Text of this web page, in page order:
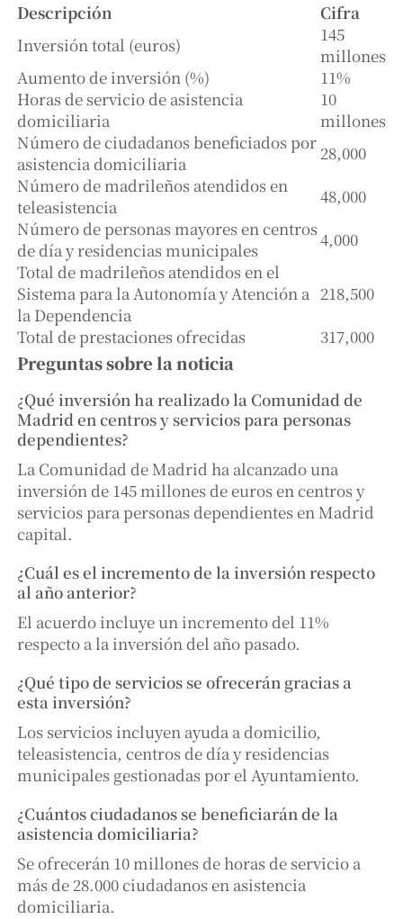
Descripción
Cifra
Inversión total (euros)
145
millones
Aumento de inversión (%)
11%
Horas de servicio de asistencia
domiciliaria
10
millones
Número de ciudadanos beneficiados por
asistencia domiciliaria
28,000
Número de madrileños atendidos en
teleasistencia
48,000
Número de personas mayores en centros
de día y residencias municipales
4,000
Total de madrileños atendidos en el
Sistema para la Autonomía y Atención a
la Dependencia
218,500
Total de prestaciones ofrecidas
317,000
Preguntas sobre la noticia
¿Qué inversión ha realizado la Comunidad de
Madrid en centros y servicios para personas
dependientes?
La Comunidad de Madrid ha alcanzado una
inversión de 145 millones de euros en centros y
servicios para personas dependientes en Madrid
capital.
¿Cuál es el incremento de la inversión respecto
al año anterior?
El acuerdo incluye un incremento del 11%
respecto a la inversión del año pasado.
¿Qué tipo de servicios se ofrecerán gracias a
esta inversión?
Los servicios incluyen ayuda a domicilio,
teleasistencia, centros de día y residencias
municipales gestionadas por el Ayuntamiento.
¿Cuántos ciudadanos se beneficiarán de la
asistencia domiciliaria?
Se ofrecerán 10 millones de horas de servicio a
más de 28.000 ciudadanos en asistencia
domiciliaria.